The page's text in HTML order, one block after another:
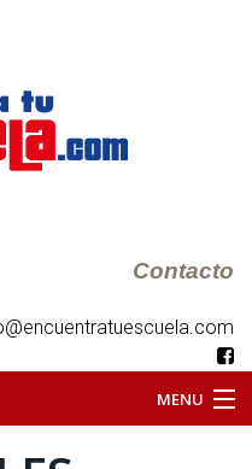
Contacto
MENU